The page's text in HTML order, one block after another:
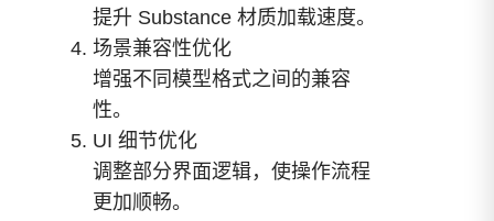
提升 Substance 材质加载速度。
场景兼容性优化
增强不同模型格式之间的兼容
性。
UI 细节优化
调整部分界面逻辑，使操作流程
更加顺畅。